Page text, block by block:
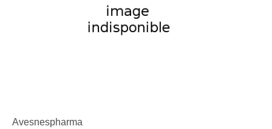
Avesnespharma